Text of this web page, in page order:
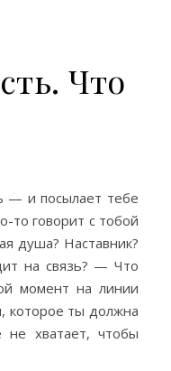
Что
— и посылает тебе
то говорит с тобой
душа? Наставник?
на связь? — Что
момент на линии
которое ты должна
хватает, чтобы